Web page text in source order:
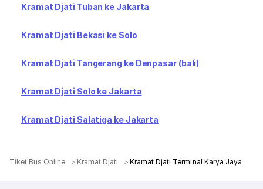
Kramat Djati Tuban ke Jakarta
Kramat Djati Bekasi ke Solo
Kramat Djati Tangerang ke Denpasar (bali)
Kramat Djati Solo ke Jakarta
Kramat Djati Salatiga ke Jakarta
Tiket Bus Online Kramat Djati Kramat Djati Terminal Karya Jaya